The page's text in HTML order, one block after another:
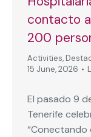
contacto
200
Activities,
15 June, 2026
El pasado 9
Tenerife
“Conectando